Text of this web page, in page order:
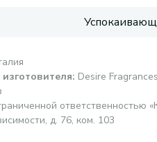
: Desire
ответственностью
д. 76, ком. 103